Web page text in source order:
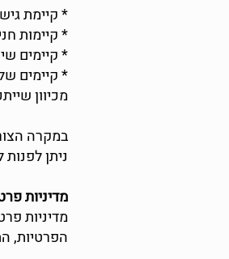
* קיימת
* קיימות
* קיימים
* קיימים
מכיוון
במקרה
ניתן
מדיניות
מדיניות
הפרטיות, התשמ"א–1981 (כולל